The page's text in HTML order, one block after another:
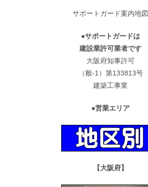
サポートガード案内地図
●サポートガードは
建設業許可業者です
大阪府知事許可
（般-1）第133813号
建築工事業
●営業エリア
【大阪府】